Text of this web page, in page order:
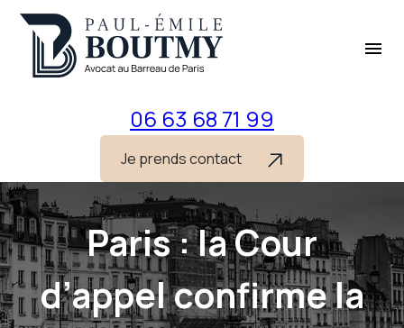
menu
06 63 68 71 99
Je prends contact
Paris : la Cour
d’appel confirme la
Panneau de gestion des cookies